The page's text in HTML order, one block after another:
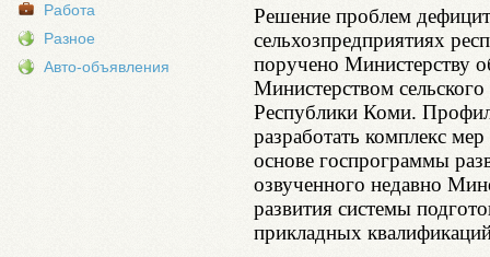
Работа
Разное
Авто-объявления
Решение проблем
сельхозпредприятиях
поручено Министерству
Министерством
Республики Коми.
разработать комплекс
основе госпрограммы
озвученного недавно
развития системы
прикладных